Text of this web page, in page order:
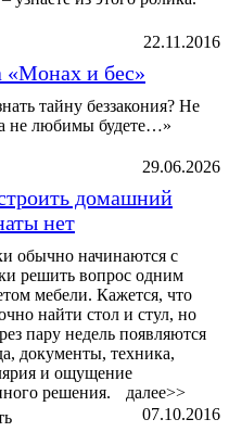
22.11.2016
«Монах и бес»
тайну беззакония? Не
не любимы будете…»
29.06.2026
домашний
нет
обычно начинаются с
решить вопрос одним
мебели. Кажется, что
найти стол и стул, но
пару недель появляются
документы, техника,
и ощущение
решения.
далее>>
07.10.2016